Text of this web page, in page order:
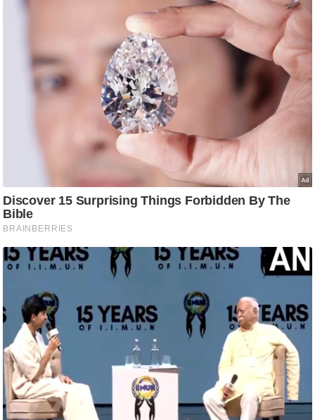
ज
यि
क
मा
तृ
मि
स्तं
ए
म
.